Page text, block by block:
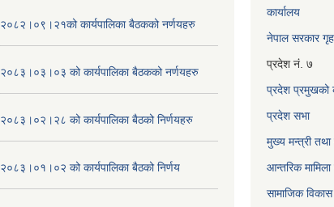
२०८२।०९।२१को कार्यपालिका बैठकको नर्णयहरु
२०८३।०३।०३ को कार्यपालिका बैठकको नर्णयहरु
२०८३।०२।२८ को कार्यपालिका बैठको निर्णयहरु
२०८३।०१।०२ को कार्यपालिका बैठको निर्णय
कार्यालय
नेपाल सरकार गृह
प्रदेश नं. ७
प्रदेश प्रमुखको
प्रदेश सभा
मुख्य मन्त्री तथा
आन्तरिक
सामाजिक